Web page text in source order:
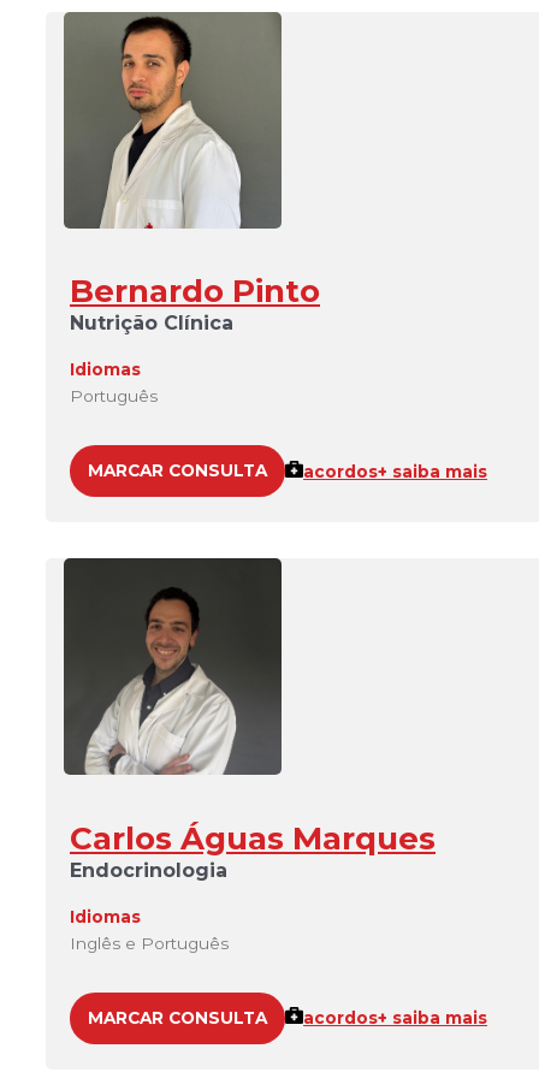
Bernardo Pinto
Nutrição Clínica
Idiomas
Português
MARCAR CONSULTA acordos+ saiba mais
Carlos Águas Marques
Endocrinologia
Idiomas
Inglês e Português
MARCAR CONSULTA acordos+ saiba mais